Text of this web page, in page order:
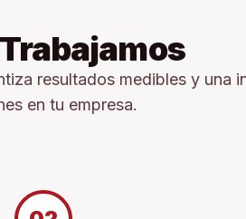
resultados medibles y una
en tu empresa.